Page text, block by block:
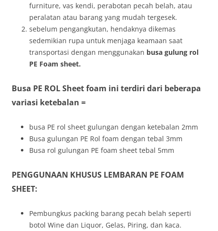
furniture, vas kendi, perabotan pecah belah, atau
peralatan atau barang yang mudah tergesek.
sebelum pengangkutan, hendaknya dikemas
sedemikian rupa untuk menjaga keamaan saat
transportasi dengan menggunakan busa gulung rol
PE Foam sheet.
Busa PE ROL Sheet foam ini terdiri dari beberapa
variasi ketebalan =
busa PE rol sheet gulungan dengan ketebalan 2mm
Busa gulungan PE Rol foam dengan tebal 3mm
Busa rol gulungan PE foam sheet tebal 5mm
PENGGUNAAN KHUSUS LEMBARAN PE FOAM
SHEET:
Pembungkus packing barang pecah belah seperti
botol Wine dan Liquor, Gelas, Piring, dan kaca.